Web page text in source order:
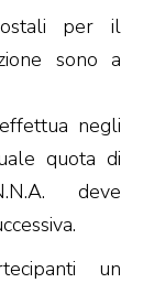
per il
sono a
negli
quota di
deve
un